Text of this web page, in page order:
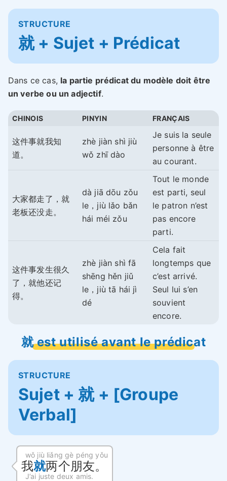
STRUCTURE
就 + Sujet + Prédicat
Dans ce cas, la partie prédicat du modèle doit être
un verbe ou un adjectif.
CHINOIS PINYIN FRANÇAIS
这件事就我知
道。
zhè jiàn shì jiù
wǒ zhī dào
Je suis la seule
personne à être
au courant.
大家都走了，就
老板还没走。
dà jiā dōu zǒu
le，jiù lǎo bǎn
hái méi zǒu
Tout le monde
est parti, seul
le patron n’est
pas encore
parti.
这件事发生很久
了，就他还记
得。
zhè jiàn shì fā
shēng hěn jiǔ
le，jiù tā hái jì
dé
Cela fait
longtemps que
c’est arrivé.
Seul lui s’en
souvient
encore.
就 est utilisé avant le prédicat
STRUCTURE
Sujet + 就 + [Groupe
Verbal]
wǒ jiù liǎng gè péng yǒu
我就两个朋友。
J’ai juste deux amis.